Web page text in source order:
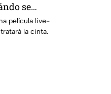
se
película live-
la cinta.